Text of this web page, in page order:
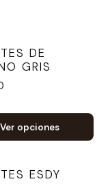
DE
GRIS
Ver opciones
ESDY